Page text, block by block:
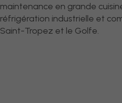
maintenance en grande
réfrigération industrielle et
Saint-Tropez et le Golfe.